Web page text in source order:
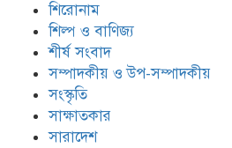
শিরোনাম
শিল্প ও বাণিজ্য
শীর্ষ সংবাদ
সম্পাদকীয় ও উপ-সম্পাদকীয়
সংস্কৃতি
সাক্ষাতকার
সারাদেশ